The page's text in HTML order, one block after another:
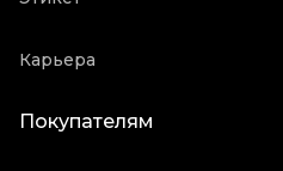
Карьера
Покупателям